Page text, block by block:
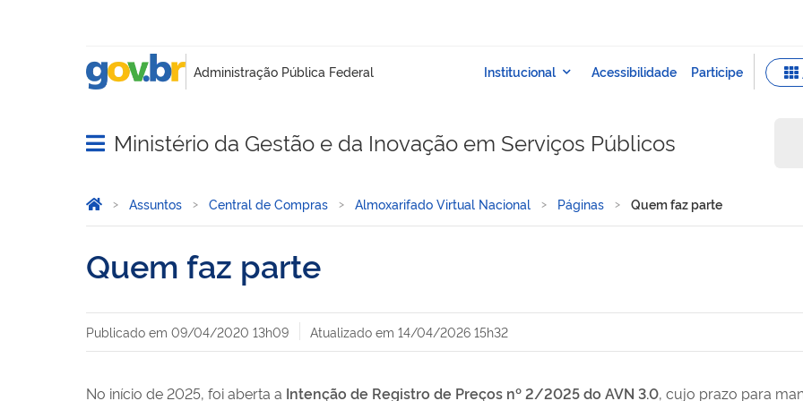
Abrir menu principal de navegação
Ministério da Gestão e da Inovação em Serviços Públicos
Você está aqui:
Página Inicial
Assuntos Central de Compras Almoxarifado Virtual Nacional Páginas Quem faz parte
Quem faz parte
Publicado em 09/04/2020 13h09 Atualizado em 14/04/2026 15h32
No início de 2025, foi aberta a Intenção de Registro de Preços nº 2/2025 do AVN 3.0, cujo prazo para